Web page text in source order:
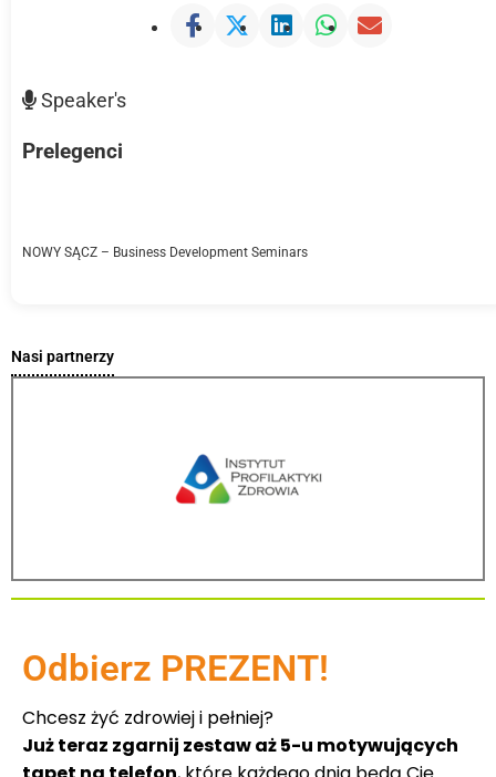
Speaker's
Prelegenci
NOWY SĄCZ – Business Development Seminars
Nasi partnerzy
Odbierz PREZENT!
Chcesz żyć zdrowiej i pełniej?
Już teraz zgarnij zestaw aż 5-u motywujących